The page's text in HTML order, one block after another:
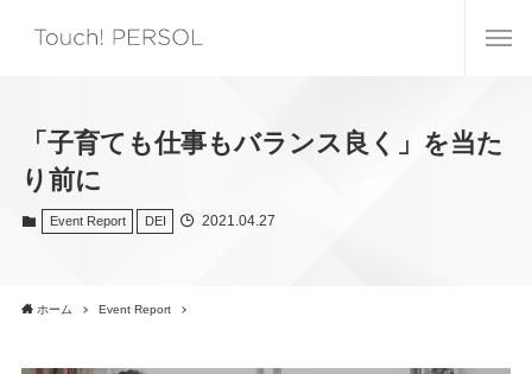
「子育ても仕事もバランス良く」を当た
り前に
Event Report DEI 2021.04.27
ホーム Event Report